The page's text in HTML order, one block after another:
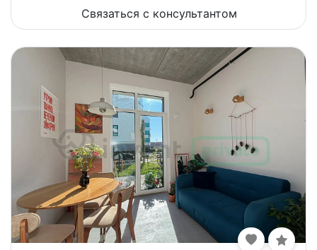
Связаться с консультантом